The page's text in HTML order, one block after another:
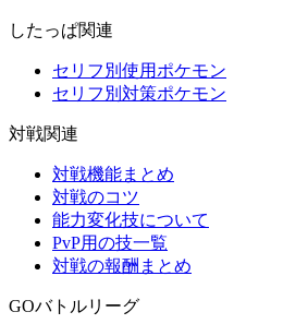
したっぱ関連
セリフ別使用ポケモン
セリフ別対策ポケモン
対戦関連
対戦機能まとめ
対戦のコツ
能力変化技について
PvP用の技一覧
対戦の報酬まとめ
GOバトルリーグ